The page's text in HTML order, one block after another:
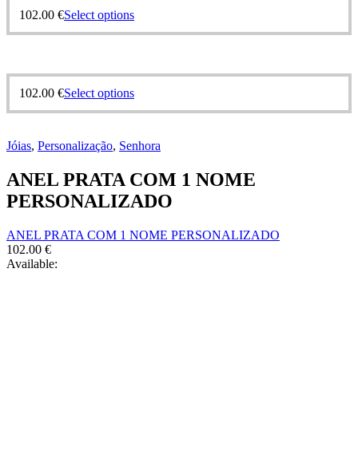
102.00 €Select optionsThis
variants.
options
may
chosen
the
product
page
102.00 €Select optionsThis
variants.
options
may
be
on
Jóias, Personalização, Senhora
ANEL PRATA COM 1 NOME
PERSONALIZADO
ANEL PRATA COM 1 NOME PERSONALIZADO
102.00 €
Available: